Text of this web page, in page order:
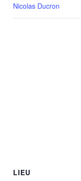
Nicolas Ducron
LIEU